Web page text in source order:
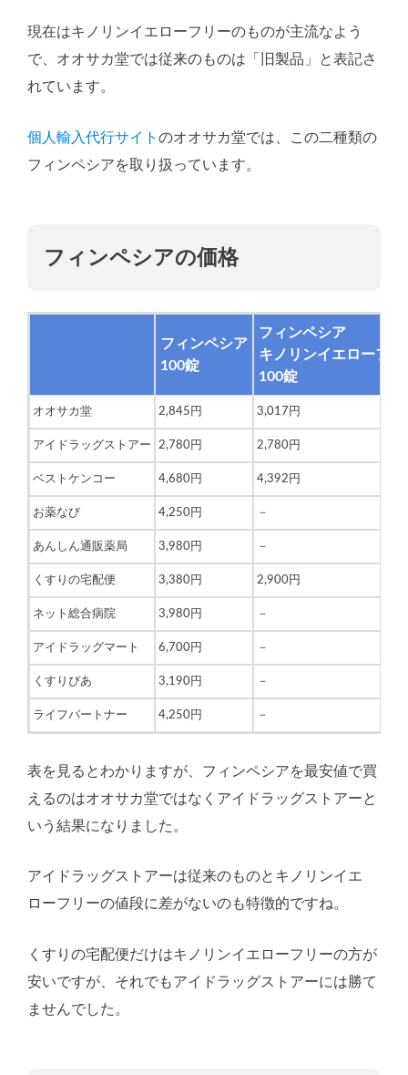
現在はキノリンイエローフリーのものが主流なよう
で、オオサカ堂では従来のものは「旧製品」と表記さ
れています。
個人輸入代行サイト のオオサカ堂では、この二種類の
フィンペシアを取り扱っています。
フィンペシアの価格
フィンペシア
100錠
フィンペシア
キノリンイエローフリ
100錠
オオサカ堂 2,845円 3,017円
アイドラッグストアー 2,780円 2,780円
ベストケンコー 4,680円 4,392円
お薬なび 4,250円 －
あんしん通販薬局 3,980円 －
くすりの宅配便 3,380円 2,900円
ネット総合病院 3,980円 －
アイドラッグマート 6,700円 －
くすりぴあ 3,190円 －
ライフパートナー 4,250円 －
表を見るとわかりますが、フィンペシアを最安値で買
えるのはオオサカ堂ではなくアイドラッグストアーと
いう結果になりました。
アイドラッグストアーは従来のものとキノリンイエ
ローフリーの値段に差がないのも特徴的ですね。
くすりの宅配便だけはキノリンイエローフリーの方が
安いですが、それでもアイドラッグストアーには勝て
ませんでした。